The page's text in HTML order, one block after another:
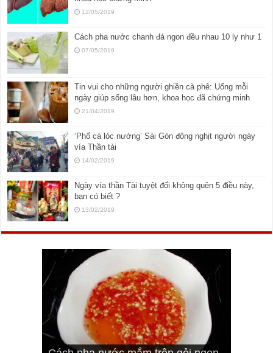
12/05/2019
Cách pha nước chanh đá ngon đều nhau 10 ly như 1
07/05/2019
Tin vui cho những người ghiền cà phê: Uống mỗi
ngày giúp sống lâu hơn, khoa học đã chứng minh
21/04/2019
‘Phố cá lóc nướng’ Sài Gòn đông nghịt người ngày
vía Thần tài
14/02/2019
Ngày vía thần Tài tuyệt đối không quên 5 điều này,
bạn có biết ?
13/02/2019